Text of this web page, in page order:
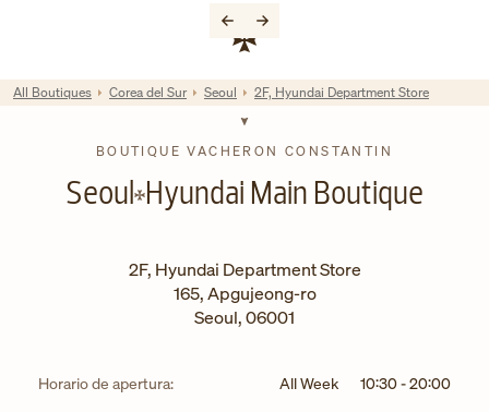
Enlace al sitio web corporativo
Return to Nav
BOUTIQUE VACHERON CONSTANTIN
Seoul Hyundai Main Boutique
2F, Hyundai Department Store
165, Apgujeong-ro
Seoul,06001
Horario de apertura: All Week 10:30-20:00
All Boutiques Corea del Sur Seoul 2F, Hyundai Department Store